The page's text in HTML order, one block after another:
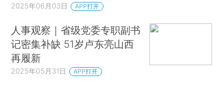
2025年06月03日 APP打开
人事观察｜省级党委专职副书
记密集补缺 51岁卢东亮山西
再履新
2025年05月31日 APP打开